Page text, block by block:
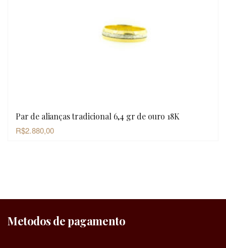
OLHADA RÁPIDA
Par de alianças tradicional 6,4 gr de ouro 18K
R$2.880,00
Metodos de pagamento